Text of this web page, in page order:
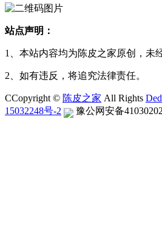
站点声明：
1、本站内容均为陈皮之家原创，未
2、如有违反，将追究法律责任。
CCopyright © 陈皮之家 All Rights
15032248号-2
豫公网安备